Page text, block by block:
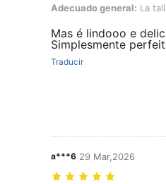
Adecuado general: La talla
Adecuado general: La
Mas é lindooo e
Simplesmente
Traducir
a***6 29 Mar,2026